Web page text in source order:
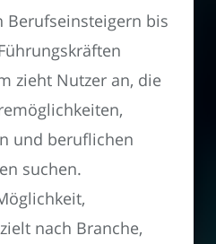
Berufseinsteigern bis
zieht Nutzer an, die
und beruflichen
suchen.
nach Branche,